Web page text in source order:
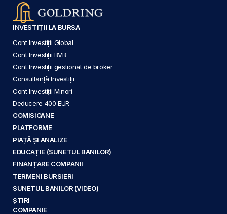
INVESTIȚII LA BURSA
Cont Investiții Global
Cont Investiții BVB
Cont Investiții gestionat de broker
Consultanță Investiții
Cont Investiții Minori
Deducere 400 EUR
COMISIOANE
PLATFORME
PIAȚĂ ȘI ANALIZE
EDUCAȚIE (SUNETUL BANILOR)
FINANȚARE COMPANII
TERMENI BURSIERI
SUNETUL BANILOR (VIDEO)
ȘTIRI
COMPANIE